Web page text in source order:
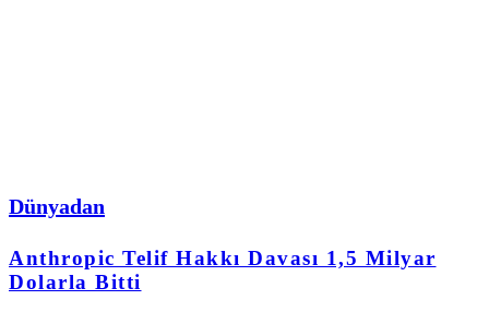
Dünyadan
Anthropic Telif Hakkı Davası 1,5 Milyar
Dolarla Bitti